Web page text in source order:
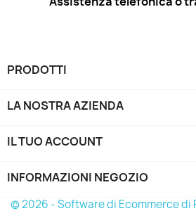
PRODOTTI
LA NOSTRA AZIENDA
IL TUO ACCOUNT
INFORMAZIONI NEGOZIO
© 2026 - Software di Ecommerce di